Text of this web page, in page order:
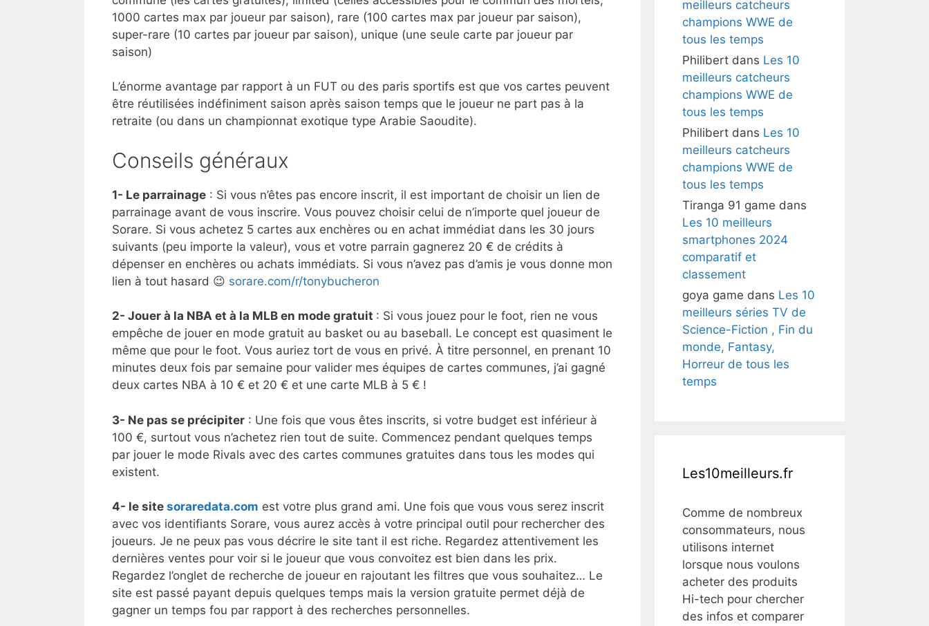
1000 cartes max par joueur par saison), rare (100 cartes max par joueur par saison),
super-rare (10 cartes par joueur par saison), unique (une seule carte par joueur par
saison)
L’énorme avantage par rapport à un FUT ou des paris sportifs est que vos cartes peuvent
être réutilisées indéfiniment saison après saison temps que le joueur ne part pas à la
retraite (ou dans un championnat exotique type Arabie Saoudite).
Conseils généraux
1- Le parrainage : Si vous n’êtes pas encore inscrit, il est important de choisir un lien de
parrainage avant de vous inscrire. Vous pouvez choisir celui de n’importe quel joueur de
Sorare. Si vous achetez 5 cartes aux enchères ou en achat immédiat dans les 30 jours
suivants (peu importe la valeur), vous et votre parrain gagnerez 20 € de crédits à
dépenser en enchères ou achats immédiats. Si vous n’avez pas d’amis je vous donne mon
lien à tout hasard 😉 sorare.com/r/tonybucheron
2- Jouer à la NBA et à la MLB en mode gratuit : Si vous jouez pour le foot, rien ne vous
empêche de jouer en mode gratuit au basket ou au baseball. Le concept est quasiment le
même que pour le foot. Vous auriez tort de vous en privé. À titre personnel, en prenant 10
minutes deux fois par semaine pour valider mes équipes de cartes communes, j’ai gagné
deux cartes NBA à 10 € et 20 € et une carte MLB à 5 € !
3- Ne pas se précipiter : Une fois que vous êtes inscrits, si votre budget est inférieur à
100 €, surtout vous n’achetez rien tout de suite. Commencez pendant quelques temps
par jouer le mode Rivals avec des cartes communes gratuites dans tous les modes qui
existent.
4- le site soraredata.com est votre plus grand ami. Une fois que vous vous serez inscrit
avec vos identifiants Sorare, vous aurez accès à votre principal outil pour rechercher des
joueurs. Je ne peux pas vous décrire le site tant il est riche. Regardez attentivement les
dernières ventes pour voir si le joueur que vous convoitez est bien dans les prix.
Regardez l’onglet de recherche de joueur en rajoutant les filtres que vous souhaitez… Le
site est passé payant depuis quelques temps mais la version gratuite permet déjà de
gagner un temps fou par rapport à des recherches personnelles.
meilleurs catcheurs
champions WWE de
tous les temps
Philibert dans Les 10
meilleurs catcheurs
champions WWE de
tous les temps
Philibert dans Les 10
meilleurs catcheurs
champions WWE de
tous les temps
Tiranga 91 game dans
Les 10 meilleurs
smartphones 2024
comparatif et
classement
goya game dans Les 10
meilleurs séries TV de
Science-Fiction , Fin du
monde, Fantasy,
Horreur de tous les
temps
Les10meilleurs.fr
Comme de nombreux
consommateurs, nous
utilisons internet
lorsque nous voulons
acheter des produits
Hi-tech pour chercher
des infos et comparer